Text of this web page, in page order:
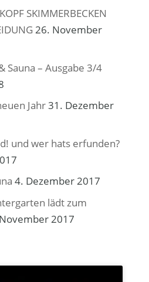
SKIMMERBECKEN
26. November
Sauna – Ausgabe 3/4
Jahr31. Dezember
und wer hats erfunden?
4. Dezember 2017
lädt zum
2017